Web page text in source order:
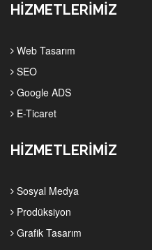
HİZMETLERİMİZ
Web Tasarım
SEO
Google ADS
E-Ticaret
HİZMETLERİMİZ
Sosyal Medya
Prodüksiyon
Grafik Tasarım